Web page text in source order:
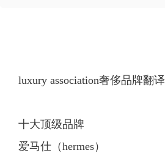
luxury association奢侈品牌翻译
十大顶级品牌
爱马仕（hermes）